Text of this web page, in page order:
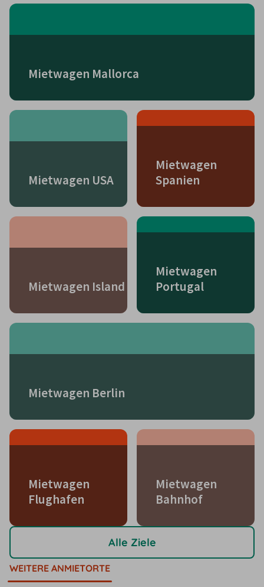
Mietwagen Mallorca
Mietwagen USA
Mietwagen
Spanien
Mietwagen Island
Mietwagen
Portugal
Mietwagen Berlin
Mietwagen
Flughafen
Mietwagen
Bahnhof
Alle Ziele
WEITERE ANMIETORTE